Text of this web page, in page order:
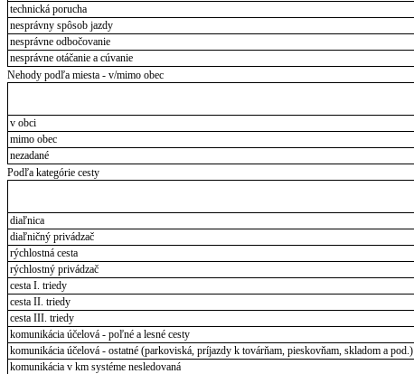
technická porucha
nesprávny spôsob jazdy
nesprávne odbočovanie
nesprávne otáčanie a cúvanie
Nehody podľa miesta - v/mimo obec
v obci
mimo obec
nezadané
Podľa kategórie cesty
diaľnica
diaľničný privádzač
rýchlostná cesta
rýchlostný privádzač
cesta I. triedy
cesta II. triedy
cesta III. triedy
komunikácia účelová - poľné a lesné cesty
komunikácia účelová - ostatné (parkoviská, príjazdy k továrňam, pieskovňam, skladom a pod.)
komunikácia v km systéme nesledovaná